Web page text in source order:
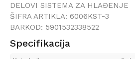
DELOVI SISTEMA ZA HLAĐENJE
ŠIFRA ARTIKLA: 6006KST-3
BARKOD: 5901532338522
Specifikacija